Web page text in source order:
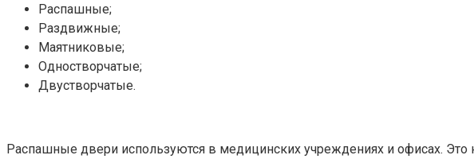
Распашные;
Раздвижные;
Маятниковые;
Одностворчатые;
Двустворчатые.
Распашные двери используются в медицинских учреждениях и офисах. Это